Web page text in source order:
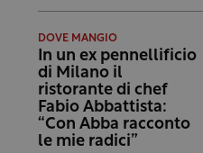
DOVE MANGIO
In un ex pennellificio
di Milano il
ristorante di chef
Fabio Abbattista:
“Con Abba racconto
le mie radici”